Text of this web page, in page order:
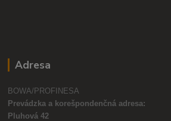
Adresa
BOWA/PROFINESA
Prevádzka a korešpondenčná adresa:
Pluhová 42